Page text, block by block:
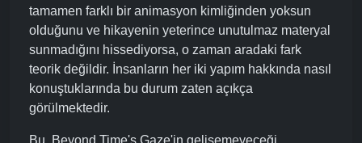
tamamen farklı bir animasyon kimliğinden yoksun
olduğunu ve hikayenin yeterince unutulmaz materyal
sunmadığını hissediyorsa, o zaman aradaki fark
teorik değildir. İnsanların her iki yapım hakkında nasıl
konuştuklarında bu durum zaten açıkça
görülmektedir.